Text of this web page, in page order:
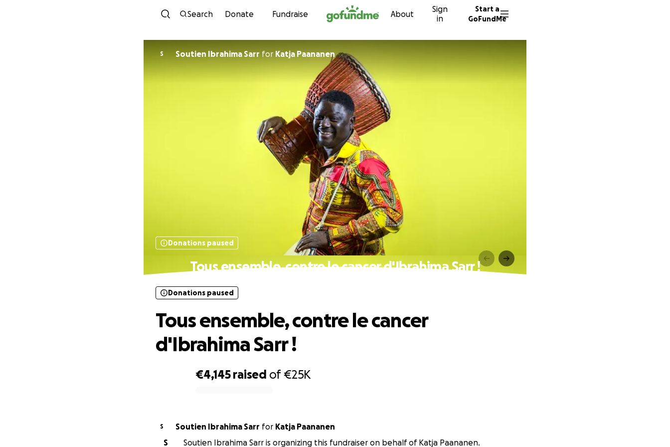
Skip to content
Search Donate Fundraise About
Sign
in
Start a
GoFundMe
S Soutien Ibrahima Sarr for Katja Paananen
Donations paused
Tous ensemble, contre le cancer d'Ibrahima Sarr !
€4,145 raised of€25K
Donations paused
Tous ensemble, contre le cancer
d'Ibrahima Sarr !
S Soutien Ibrahima Sarr for Katja Paananen
S
Soutien Ibrahima Sarr is organizing this fundraiser on behalf of Katja Paananen.